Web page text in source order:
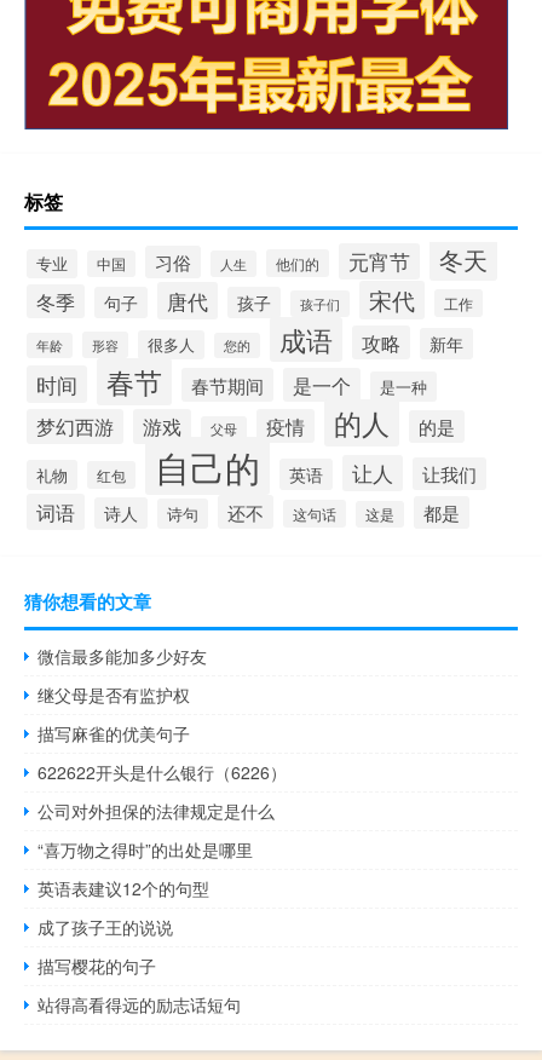
标签
专业 中国 习俗 人生 他们的 元宵节 冬天
冬季 句子 唐代 孩子 孩子们 宋代 工作
年龄 形容 很多人 您的 成语 攻略 新年
时间 春节 春节期间 是一个 是一种
梦幻西游 游戏 父母 疫情 的人 的是
礼物 红包 自己的 英语 让人 让我们
词语 诗人 诗句 还不 这句话 这是 都是
猜你想看的文章
微信最多能加多少好友
继父母是否有监护权
描写麻雀的优美句子
622622开头是什么银行（6226）
公司对外担保的法律规定是什么
“喜万物之得时”的出处是哪里
英语表建议12个的句型
成了孩子王的说说
描写樱花的句子
站得高看得远的励志话短句